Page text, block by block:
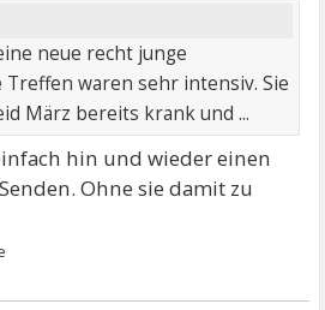
neue recht junge
Treffen waren sehr intensiv. Sie
März bereits krank und ...
hin und wieder einen
Ohne sie damit zu